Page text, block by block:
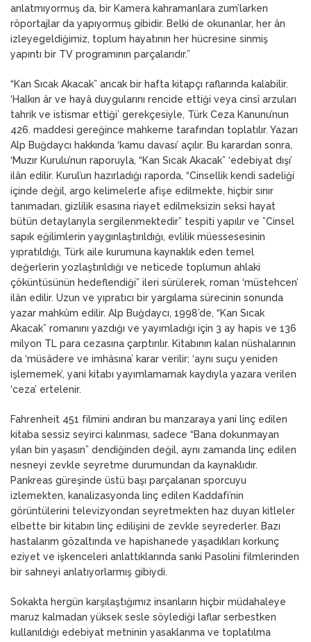
anlatmıyormuş da, bir Kamera kahramanlara zum’larken
röportajlar da yapıyormuş gibidir. Belki de okunanlar, her ân
izleyegeldiğimiz, toplum hayatının her hücresine sinmiş
yapıntı bir TV programının parçalarıdır.”
“Kan Sıcak Akacak” ancak bir hafta kitapçı raflarında kalabilir.
‘Halkın âr ve hayâ duygularını rencide ettiği veya cinsî arzuları
tahrik ve istismar ettiği’ gerekçesiyle, Türk Ceza Kanunu’nun
426. maddesi gereğince mahkeme tarafından toplatılır. Yazarı
Alp Buğdaycı hakkında ‘kamu davası’ açılır. Bu karardan sonra,
‘Muzır Kurulu’nun raporuyla, “Kan Sıcak Akacak” ‘edebiyat dışı’
ilân edilir. Kurul’un hazırladığı raporda, “Cinsellik kendi sadeliği
içinde değil, argo kelimelerle afişe edilmekte, hiçbir sınır
tanımadan, gizlilik esasına riayet edilmeksizin seksi hayat
bütün detaylarıyla sergilenmektedir” tespiti yapılır ve ”Cinsel
sapık eğilimlerin yaygınlaştırıldığı, evlilik müessesesinin
yıpratıldığı, Türk aile kurumuna kaynaklık eden temel
değerlerin yozlaştırıldığı ve neticede toplumun ahlaki
çöküntüsünün hedeflendiği” ileri sürülerek, roman ‘müstehcen’
ilân edilir. Uzun ve yıpratıcı bir yargılama sürecinin sonunda
yazar mahkûm edilir. Alp Buğdaycı, 1998’de, “Kan Sıcak
Akacak” romanını yazdığı ve yayımladığı için 3 ay hapis ve 136
milyon TL para cezasına çarptırılır. Kitabının kalan nüshalarının
da ‘müsâdere ve imhâsına’ karar verilir; ‘aynı suçu yeniden
işlememek’, yani kitabı yayımlamamak kaydıyla yazara verilen
‘ceza’ ertelenir.
Fahrenheit 451 filmini andıran bu manzaraya yani linç edilen
kitaba sessiz seyirci kalınması, sadece “Bana dokunmayan
yılan bin yaşasın” dendiğinden değil, aynı zamanda linç edilen
nesneyi zevkle seyretme durumundan da kaynaklıdır.
Pankreas güreşinde üstü başı parçalanan sporcuyu
izlemekten, kanalizasyonda linç edilen Kaddafi’nin
görüntülerini televizyondan seyretmekten haz duyan kitleler
elbette bir kitabın linç edilişini de zevkle seyrederler. Bazı
hastalarım gözaltında ve hapishanede yaşadıkları korkunç
eziyet ve işkenceleri anlattıklarında sanki Pasolini filmlerinden
bir sahneyi anlatıyorlarmış gibiydi.
Sokakta hergün karşılaştığımız insanların hiçbir müdahaleye
maruz kalmadan yüksek sesle söylediği laflar serbestken
kullanıldığı edebiyat metninin yasaklanma ve toplatılma